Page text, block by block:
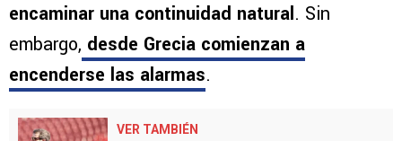
encaminar una continuidad natural. Sin
embargo, desde Grecia comienzan a
encenderse las alarmas.
VER TAMBIÉN